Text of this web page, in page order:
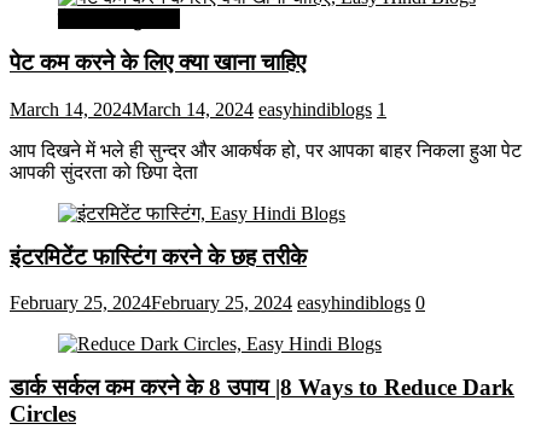
पेट कम करने के लिए क्या खाना चाहिए
March 14, 2024March 14, 2024 easyhindiblogs 1
आप दिखने में भले ही सुन्दर और आकर्षक हो, पर आपका बाहर निकला हुआ पेट
आपकी सुंदरता को छिपा देता
इंटरमिटेंट फास्टिंग करने के छह तरीके
February 25, 2024February 25, 2024 easyhindiblogs 0
डार्क सर्कल कम करने के 8 उपाय |8 Ways to Reduce Dark
Circles